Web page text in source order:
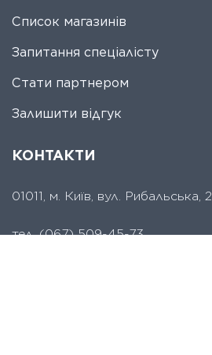
Список магазинів
Запитання спеціалісту
Стати партнером
Залишити відгук
КОНТАКТИ
01011, м. Київ, вул. Рибальська, 2
тел.(067) 509-45-73